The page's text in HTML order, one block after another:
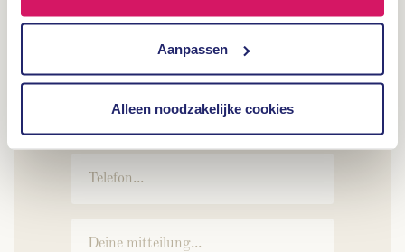
Aanpassen
Alleen noodzakelijke cookies